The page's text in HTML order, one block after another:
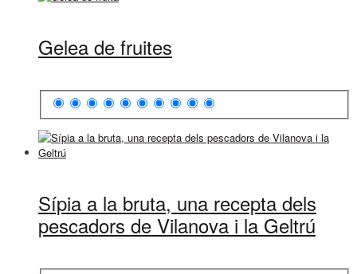
Gelea de fruites
Sípia a la bruta, una recepta dels
pescadors de Vilanova i la Geltrú